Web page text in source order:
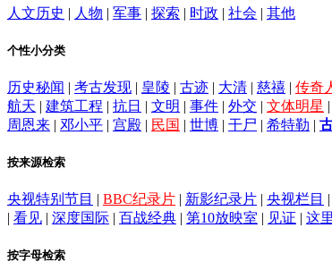
人文历史 | 人物 | 军事 | 探索 | 时政 | 社会 | 其他
个性小分类
历史秘闻 | 考古发现 | 皇陵 | 古迹 | 大清 | 慈禧 | 传奇
航天 | 建筑工程 | 抗日 | 文明 | 事件 | 外交 | 文体明星 |
周恩来 | 邓小平 | 宫殿 | 民国 | 世博 | 干尸 | 希特勒 |
按来源检索
央视特别节目 | BBC纪录片 | 新影纪录片 | 央视栏目 |
| 看见 | 深度国际 | 百战经典 | 第10放映室 | 见证 | 这
按字母检索